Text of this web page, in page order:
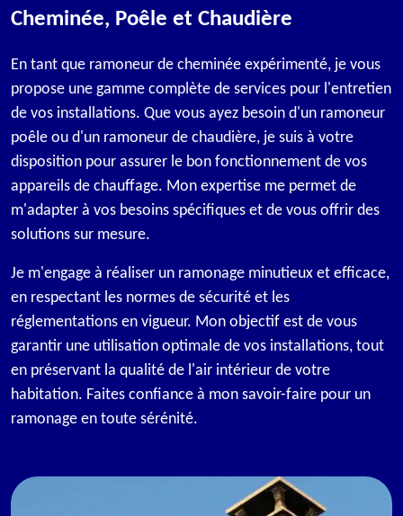
Cheminée, Poêle et Chaudière
En tant que ramoneur de cheminée expérimenté, je vous
propose une gamme complète de services pour l'entretien
de vos installations. Que vous ayez besoin d'un ramoneur
poêle ou d'un ramoneur de chaudière, je suis à votre
disposition pour assurer le bon fonctionnement de vos
appareils de chauffage. Mon expertise me permet de
m'adapter à vos besoins spécifiques et de vous offrir des
solutions sur mesure.
Je m'engage à réaliser un ramonage minutieux et efficace,
en respectant les normes de sécurité et les
réglementations en vigueur. Mon objectif est de vous
garantir une utilisation optimale de vos installations, tout
en préservant la qualité de l'air intérieur de votre
habitation. Faites confiance à mon savoir-faire pour un
ramonage en toute sérénité.